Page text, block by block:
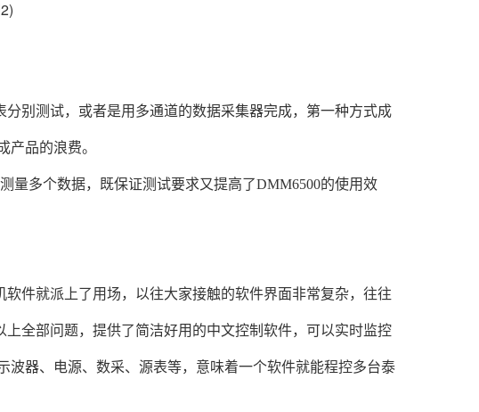
别测试，或者是用多通道的数据采集器完成，第一种方式成
品的浪费。
多个数据，既保证测试要求又提高了DMM6500的使用效
件就派上了用场，以往大家接触的软件界面非常复杂，往往
全部问题，提供了简洁好用的中文控制软件，可以实时监控
器、电源、数采、源表等，意味着一个软件就能程控多台泰